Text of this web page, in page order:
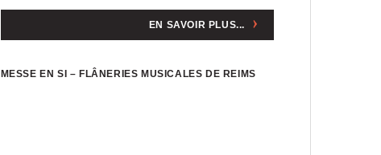
EN SAVOIR PLUS...
MESSE EN SI – FLÂNERIES MUSICALES DE REIMS